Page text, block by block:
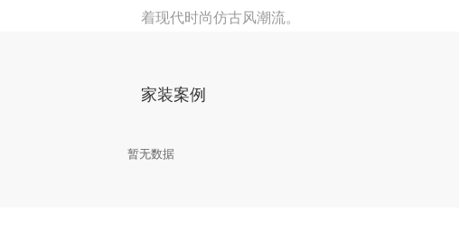
着现代时尚仿古风潮流。
家装案例
暂无数据